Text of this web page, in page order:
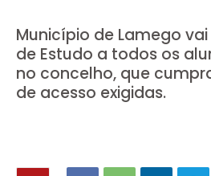
Município de Lamego
de Estudo a todos os
no concelho, que
de acesso exigidas.